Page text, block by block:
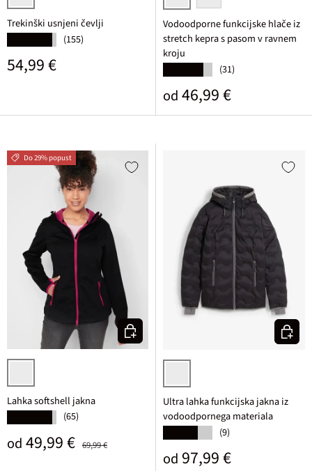
črna
Trekinški usnjeni čevlji
(155)
Običajna cena
54,99 €
temno modra
črna
Vodoodporne funkcijske hlače iz
stretch kepra s pasom v ravnem
kroju
(31)
Običajna cena
od 46,99 €
Do 29% popust
črna
Lahka softshell jakna
(65)
Prodajna cena
od 49,99 € 69,99 €
Izberi varianto
črna
Ultra lahka funkcijska jakna iz
vodoodpornega materiala
(9)
Običajna cena
od 97,99 €
Izberi